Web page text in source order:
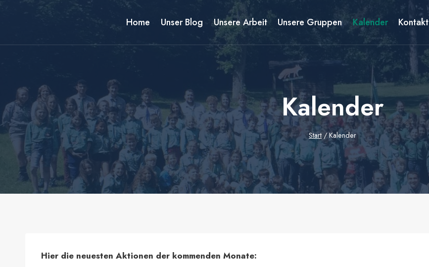
Home Unser Blog Unsere Arbeit Unsere Gruppen Kalender Kontakt
Kalender
Start / Kalender
Hier die neuesten Aktionen der kommenden Monate: